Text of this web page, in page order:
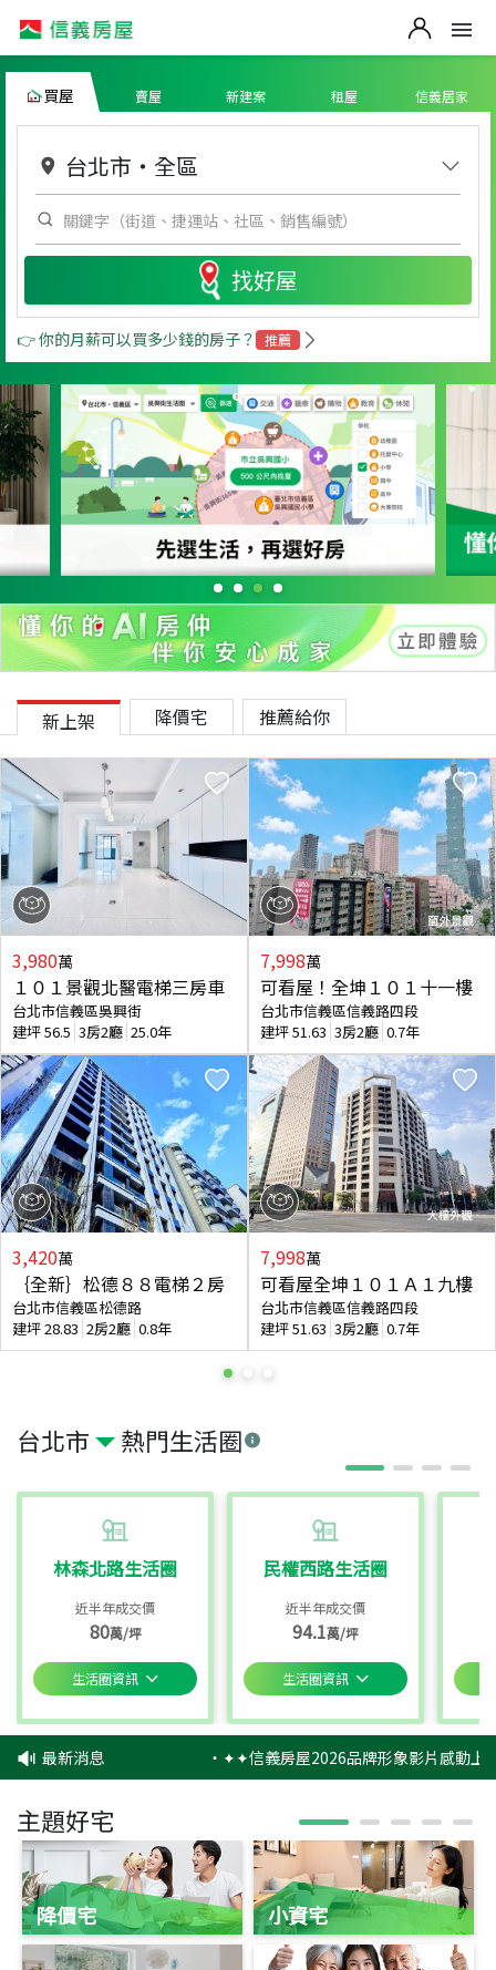
買屋 賣屋 新建案 租屋 信義居家
台北市 ・ 全區
找好屋
👉 你的月薪可以買多少錢的房子？ 推薦
台北市 熱門生活圈
林森北路生活圈
近半年成交價
80萬/坪
生活圈資訊
民權西路生活圈
近半年成交價
94.1萬/坪
生活圈資訊
新上架 降價宅 推薦給你
3,980萬
１０１景觀北醫電梯三房車
台北市信義區吳興街
建坪56.5 3房2廳 25.0年
3,420萬
｛全新｝松德８８電梯２房
台北市信義區松德路
建坪28.83 2房2廳 0.8年
7,998萬
可看屋！全坤１０１十一樓
台北市信義區信義路四段
建坪51.63 3房2廳 0.7年
7,998萬
可看屋全坤１０１Ａ１九樓
台北市信義區信義路四段
建坪51.63 3房2廳 0.7年
最新消息 ‧✦✦信義房屋2026品牌形象影片感動上
主題好宅
降價宅 小資宅